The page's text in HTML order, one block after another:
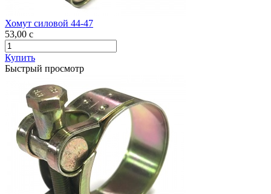
Хомут силовой 44-47
53,00 c
Купить
Быстрый просмотр